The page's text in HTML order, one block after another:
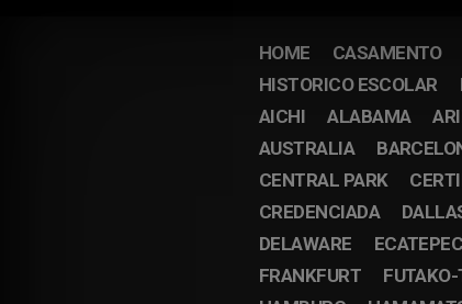
HOME CASAMENTO
HISTORICO ESCOLAR
AICHI
ALABAMA
AUSTRALIA
CENTRAL PARK
CREDENCIADA
DELAWARE
ECATEPEC
FRANKFURT